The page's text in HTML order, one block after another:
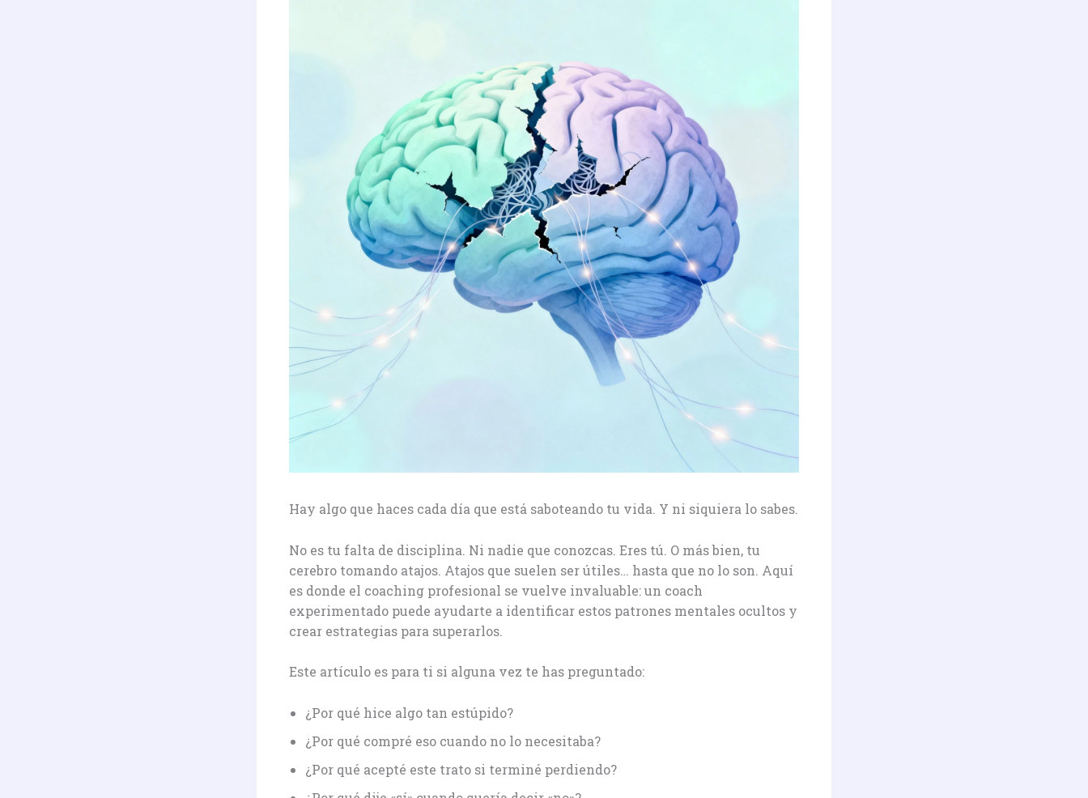
Hay algo que haces cada día que está saboteando tu vida. Y ni siquiera lo sabes.
No es tu falta de disciplina. Ni nadie que conozcas. Eres tú. O más bien, tu
cerebro tomando atajos. Atajos que suelen ser útiles… hasta que no lo son. Aquí
es donde el coaching profesional se vuelve invaluable: un coach
experimentado puede ayudarte a identificar estos patrones mentales ocultos y
crear estrategias para superarlos.
Este artículo es para ti si alguna vez te has preguntado:
¿Por qué hice algo tan estúpido?
¿Por qué compré eso cuando no lo necesitaba?
¿Por qué acepté este trato si terminé perdiendo?